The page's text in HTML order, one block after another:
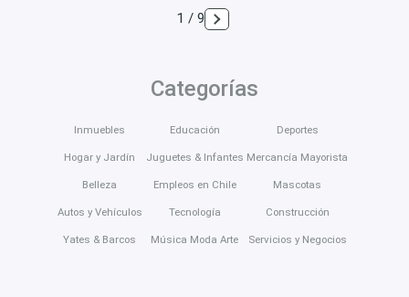
1 / 9
Categorías
Inmuebles
Hogar y Jardín
Belleza
Autos y Vehículos
Yates & Barcos
Educación
Juguetes & Infantes
Empleos en Chile
Tecnología
Música Moda Arte
Deportes
Mercancía Mayorista
Mascotas
Construcción
Servicios y Negocios